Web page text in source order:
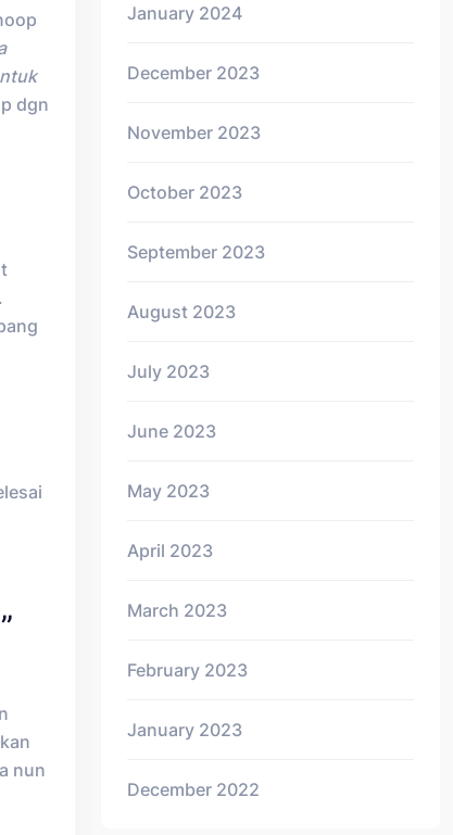
dgn
nun
January 2024
December 2023
November 2023
October 2023
September 2023
August 2023
July 2023
June 2023
May 2023
April 2023
March 2023
February 2023
January 2023
December 2022